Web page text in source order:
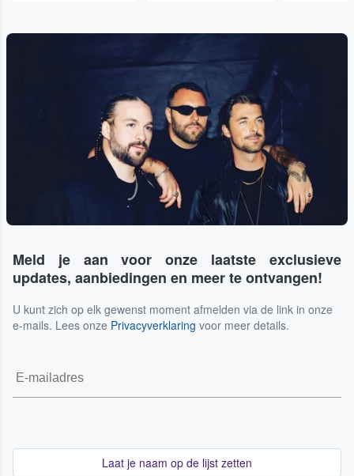
Meld je aan voor onze laatste exclusieve
updates, aanbiedingen en meer te ontvangen!
U kunt zich op elk gewenst moment afmelden via de link in onze
e-mails. Lees onze Privacyverklaring voor meer details.
Laat je naam op de lijst zetten